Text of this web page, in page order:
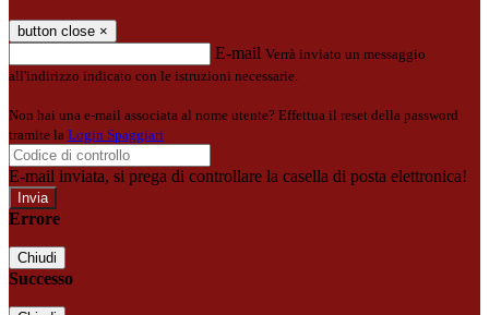
button close ×
E-mail Verrà inviato un messaggio
all'indirizzo indicato con le istruzioni necessarie.
Non hai una e-mail associata al nome utente? Effettua il reset della password
tramite la Login Spaggiari
E-mail inviata, si prega di controllare la casella di posta elettronica!
Errore
Chiudi
Successo